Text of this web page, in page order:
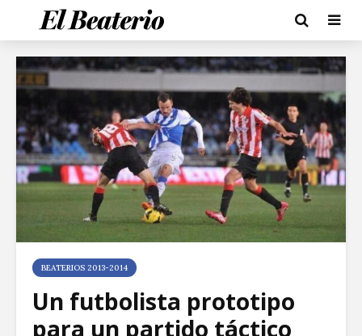
BEATERIOS 2013-2014
Un futbolista prototipo
para un partido táctico